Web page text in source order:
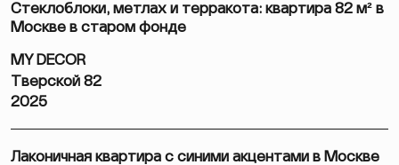
Стеклоблоки, метлах и терракота: квартира 82 м² в
Москве в старом фонде
MY DECOR
Тверской 82
2025
Лаконичная квартира с синими акцентами в Москве